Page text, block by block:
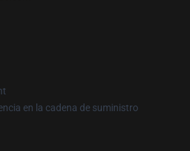
en la cadena de suministro